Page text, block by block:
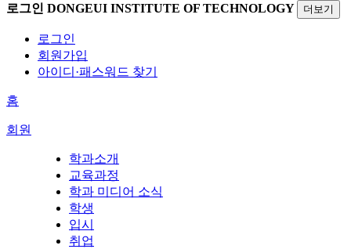
로그인 DONGEUI INSTITUTE OF TECHNOLOGY 더보기
로그인
회원가입
아이디·패스워드 찾기
홈
회원
학과소개
교육과정
학과 미디어 소식
학생
입시
취업